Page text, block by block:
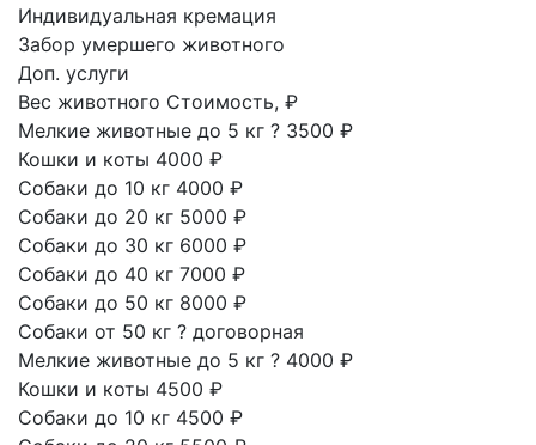
Индивидуальная кремация
Забор умершего животного
Доп. услуги
Вес животного Стоимость, ₽
Мелкие животные до 5 кг ? 3500 ₽
Кошки и коты 4000 ₽
Собаки до 10 кг 4000 ₽
Собаки до 20 кг 5000 ₽
Собаки до 30 кг 6000 ₽
Собаки до 40 кг 7000 ₽
Собаки до 50 кг 8000 ₽
Собаки от 50 кг ? договорная
Мелкие животные до 5 кг ? 4000 ₽
Кошки и коты 4500 ₽
Собаки до 10 кг 4500 ₽